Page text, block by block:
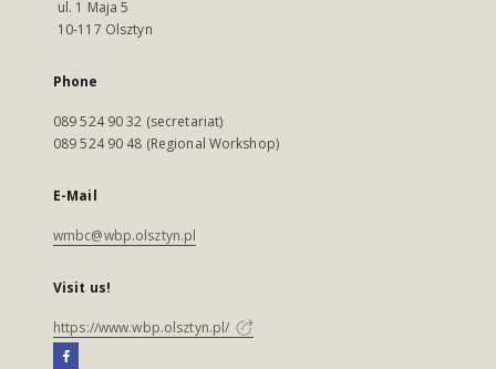
ul. 1 Maja 5
10-117 Olsztyn
Phone
089 524 90 32 (secretariat)
089 524 90 48 (Regional Workshop)
E-Mail
wmbc@wbp.olsztyn.pl
Visit us!
https://www.wbp.olsztyn.pl/